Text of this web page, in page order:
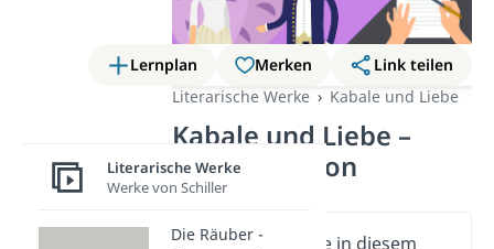
Lernplan Merken
Link teilen
Literarische Werke
Kabale und Liebe
Kabale und Liebe –
Interpretation
Wichtige Inhalte in diesem
Literarische Werke
Werke von Schiller
Die Räuber -